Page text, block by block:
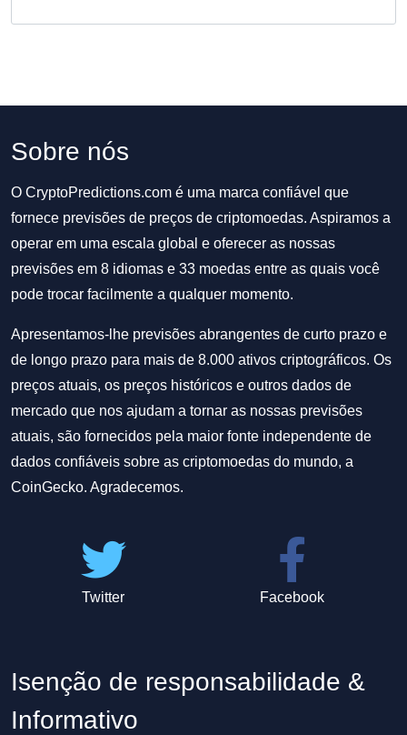
Sobre nós
O CryptoPredictions.com é uma marca confiável que
fornece previsões de preços de criptomoedas. Aspiramos a
operar em uma escala global e oferecer as nossas
previsões em 8 idiomas e 33 moedas entre as quais você
pode trocar facilmente a qualquer momento.
Apresentamos-lhe previsões abrangentes de curto prazo e
de longo prazo para mais de 8.000 ativos criptográficos. Os
preços atuais, os preços históricos e outros dados de
mercado que nos ajudam a tornar as nossas previsões
atuais, são fornecidos pela maior fonte independente de
dados confiáveis sobre as criptomoedas do mundo, a
CoinGecko. Agradecemos.
Twitter Facebook
Isenção de responsabilidade &
Informativo